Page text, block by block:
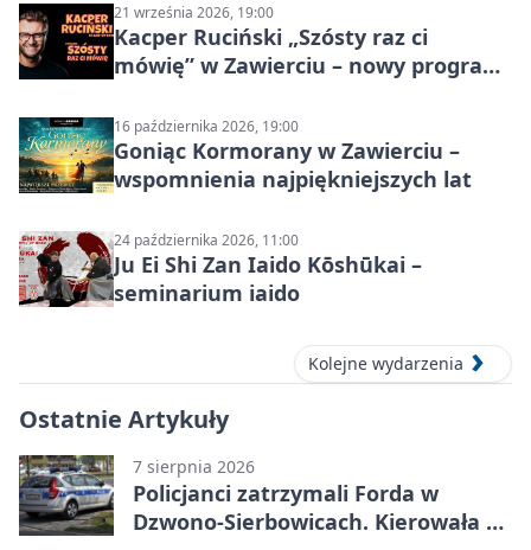
21 września 2026, 19:00
Kacper Ruciński „Szósty raz ci
mówię” w Zawierciu – nowy program
16 października 2026, 19:00
Goniąc Kormorany w Zawierciu –
wspomnienia najpiękniejszych lat
24 października 2026, 11:00
Ju Ei Shi Zan Iaido Kōshūkai –
seminarium iaido
Kolejne wydarzenia
Ostatnie Artykuły
7 sierpnia 2026
Policjanci zatrzymali Forda w
Dzwono-Sierbowicach. Kierowała po